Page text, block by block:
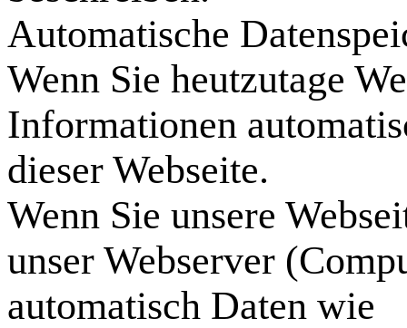
Automatische
Wenn Sie heutzutage
Informationen
dieser Webseite.
Wenn Sie unsere
unser Webserver
automatisch Daten wie